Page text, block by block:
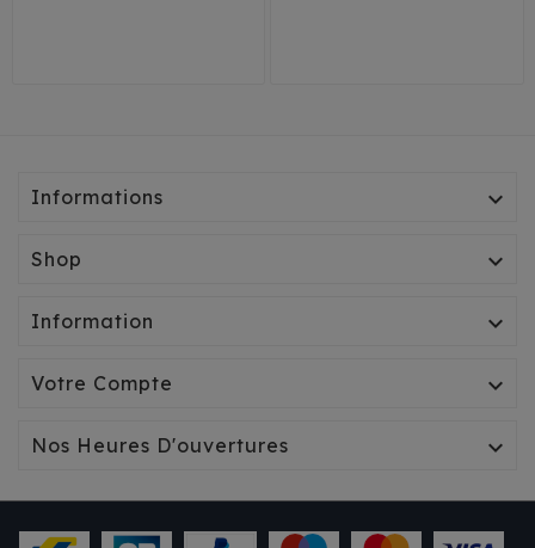
Informations 
Shop 
Information 
Votre Compte 
Nos Heures D'ouvertures 